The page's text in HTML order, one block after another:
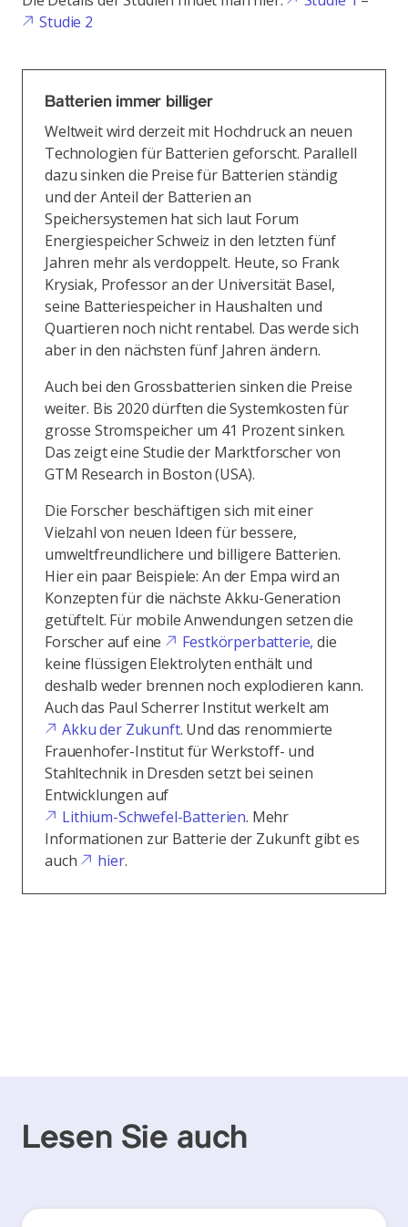
Studie 2
Batterien immer billiger
Weltweit wird derzeit mit Hochdruck an neuen
Technologien für Batterien geforscht. Parallell
dazu sinken die Preise für Batterien ständig
und der Anteil der Batterien an
Speichersystemen hat sich laut Forum
Energiespeicher Schweiz in den letzten fünf
Jahren mehr als verdoppelt. Heute, so Frank
Krysiak, Professor an der Universität Basel,
seine Batteriespeicher in Haushalten und
Quartieren noch nicht rentabel. Das werde sich
aber in den nächsten fünf Jahren ändern.
Auch bei den Grossbatterien sinken die Preise
weiter. Bis 2020 dürften die Systemkosten für
grosse Stromspeicher um 41 Prozent sinken.
Das zeigt eine Studie der Marktforscher von
GTM Research in Boston (USA).
Die Forscher beschäftigen sich mit einer
Vielzahl von neuen Ideen für bessere,
umweltfreundlichere und billigere Batterien.
Hier ein paar Beispiele: An der Empa wird an
Konzepten für die nächste Akku-Generation
getüftelt. Für mobile Anwendungen setzen die
Forscher auf eine
Festkörperbatterie, die
keine flüssigen Elektrolyten enthält und
deshalb weder brennen noch explodieren kann.
Auch das Paul Scherrer Institut werkelt am
Akku der Zukunft. Und das renommierte
Frauenhofer-Institut für Werkstoff- und
Stahltechnik in Dresden setzt bei seinen
Entwicklungen auf
Lithium-Schwefel-Batterien. Mehr
Informationen zur Batterie der Zukunft gibt es
auch
hier.
Lesen Sie auch